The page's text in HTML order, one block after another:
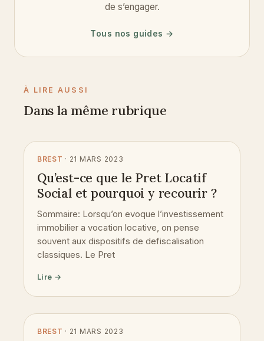
de s’engager.
Tous nos guides →
À LIRE AUSSI
Dans la même rubrique
BREST · 21 MARS 2023
Qu’est-ce que le Pret Locatif
Social et pourquoi y recourir ?
Sommaire: Lorsqu’on evoque l’investissement
immobilier a vocation locative, on pense
souvent aux dispositifs de defiscalisation
classiques. Le Pret
Lire →
BREST · 21 MARS 2023